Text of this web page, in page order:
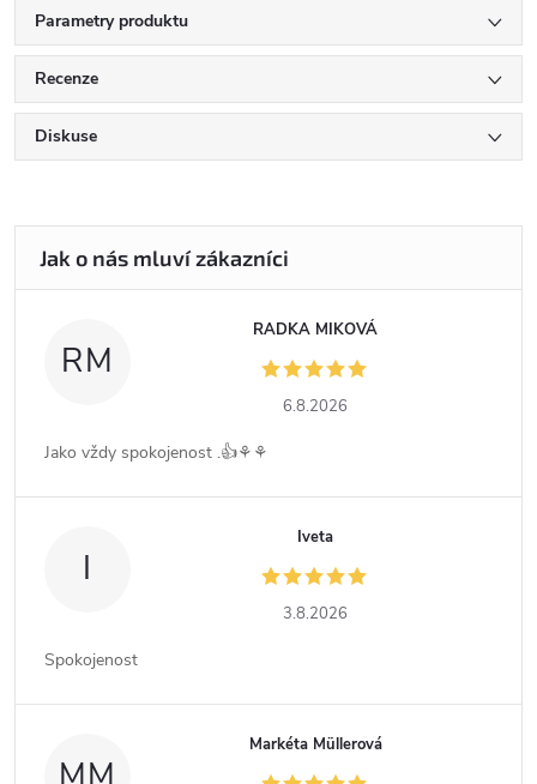
Parametry produktu
Recenze
Diskuse
RM
RADKA MIKOVÁ
6.8.2026
Jako vždy spokojenost .👍⚘️⚘️
I
Iveta
3.8.2026
Spokojenost
Markéta Müllerová